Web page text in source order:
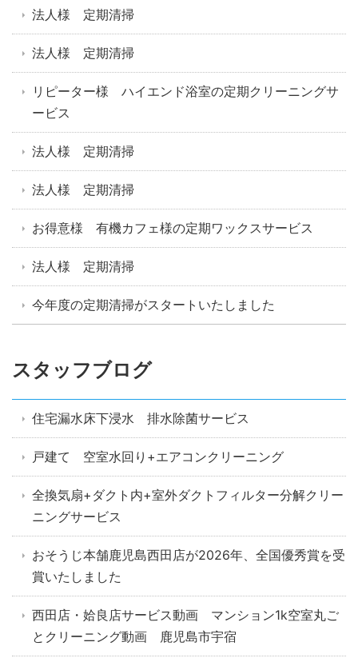
法人様 定期清掃
法人様 定期清掃
リピーター様 ハイエンド浴室の定期クリーニングサ
ービス
法人様 定期清掃
法人様 定期清掃
お得意様 有機カフェ様の定期ワックスサービス
法人様 定期清掃
今年度の定期清掃がスタートいたしました
スタッフブログ
住宅漏水床下浸水 排水除菌サービス
戸建て 空室水回り+エアコンクリーニング
全換気扇+ダクト内+室外ダクトフィルター分解クリー
ニングサービス
おそうじ本舗鹿児島西田店が2026年、全国優秀賞を受
賞いたしました
西田店・姶良店サービス動画 マンション1k空室丸ご
とクリーニング動画 鹿児島市宇宿